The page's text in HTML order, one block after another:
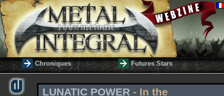
Chroniques Futures Stars
LUNATIC POWER - In the